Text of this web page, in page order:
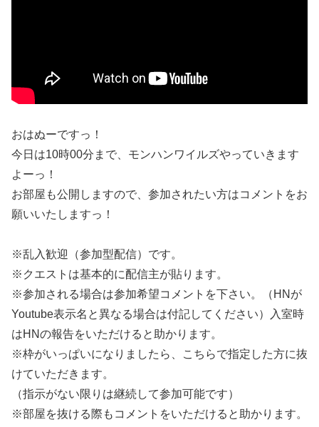
おはぬーですっ！
今日は10時00分まで、モンハンワイルズやっていきます
よーっ！
お部屋も公開しますので、参加されたい方はコメントをお
願いいたしますっ！
※乱入歓迎（参加型配信）です。
※クエストは基本的に配信主が貼ります。
※参加される場合は参加希望コメントを下さい。（HNが
Youtube表示名と異なる場合は付記してください）入室時
はHNの報告をいただけると助かります。
※枠がいっぱいになりましたら、こちらで指定した方に抜
けていただきます。
（指示がない限りは継続して参加可能です）
※部屋を抜ける際もコメントをいただけると助かります。